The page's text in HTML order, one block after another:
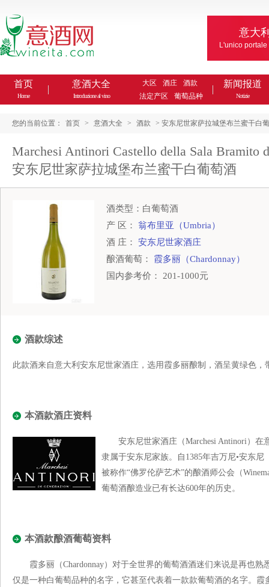
意大
L'unico
首页
Home
意酒大全
Introduzione al vino
大区 酒庄
酒款
法定产区
葡萄品种
新闻报道
Notizie
您的当前位置： 首页 > 意酒大全 > 酒款 > 安东尼世家萨拉城堡布兰蜜干白葡
Marchesi Antinori Castello della Sala Bramito
安东尼世家萨拉城堡布兰蜜干白葡萄酒
酒类型：白葡萄酒
产 区： 翁布里亚（Umbria）
酒 庄： 安东尼世家酒庄
酿酒葡萄： 霞多丽（Chardonnay）
国内参考价： 201-1000元
酒款综述
此款酒来自意大利安东尼世家酒庄，选用霞多丽酿制，酒呈黄绿色
本酒款酒庄资料
安东尼世家酒庄（Marchesi Antinori）在
隶属于安东尼家族。自1385年吉万尼•安东
被称作“佛罗伦萨艺术”的酿酒师公会（
葡萄酒酿造业已有长达600年的历史。
本酒款酿酒葡萄资料
霞多丽（Chardonnay）对于全世界的葡萄酒酒迷们来说是再也熟
仅是一种白葡萄品种的名字，它甚至代表着一款款葡萄酒的名字。